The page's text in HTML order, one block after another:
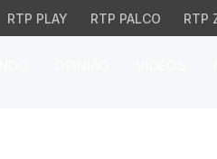
RTP PLAY RTP PALCO RTP
nacional